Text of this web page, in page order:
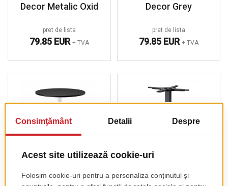
Decor Metalic Oxid
pret de lista
79.85 EUR + TVA
Decor Grey
pret de lista
79.85 EUR + TVA
Picior De Masa Cross Picior De Masa Cross